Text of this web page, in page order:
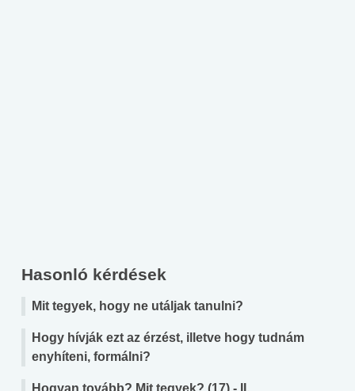
Hasonló kérdések
Mit tegyek, hogy ne utáljak tanulni?
Hogy hívják ezt az érzést, illetve hogy tudnám
enyhíteni, formálni?
Hogyan tovább? Mit tegyek? (17) - II.